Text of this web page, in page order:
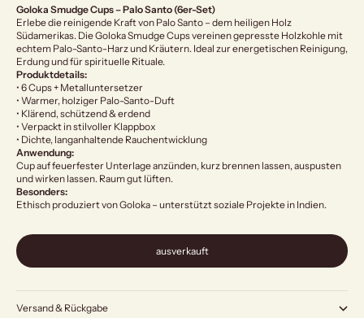
Goloka Smudge Cups – Palo Santo (6er-Set)
Erlebe die reinigende Kraft von Palo Santo – dem heiligen Holz
Südamerikas. Die Goloka Smudge Cups vereinen gepresste Holzkohle mit
echtem Palo-Santo-Harz und Kräutern. Ideal zur energetischen Reinigung,
Erdung und für spirituelle Rituale.
Produktdetails:
• 6 Cups + Metalluntersetzer
• Warmer, holziger Palo-Santo-Duft
• Klärend, schützend & erdend
• Verpackt in stilvoller Klappbox
• Dichte, langanhaltende Rauchentwicklung
Anwendung:
Cup auf feuerfester Unterlage anzünden, kurz brennen lassen, auspusten
und wirken lassen. Raum gut lüften.
Besonders:
Ethisch produziert von Goloka – unterstützt soziale Projekte in Indien.
ausverkauft
Versand & Rückgabe